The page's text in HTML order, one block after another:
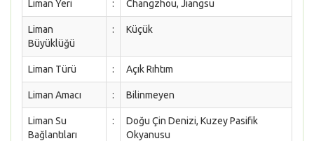
Liman Yeri : Changzhou, Jiangsu
Liman
Büyüklüğü
: Küçük
Liman Türü : Açık Rıhtım
Liman Amacı : Bilinmeyen
Liman Su
Bağlantıları
:
Doğu Çin Denizi, Kuzey Pasifik
Okyanusu